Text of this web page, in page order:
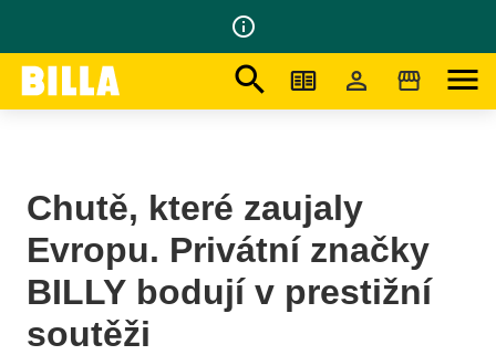
info_outline
search menu
Na domovskou stránku Tiskové Zprávy
Privátní značky BILLA bodují v prestižní soutěži
Chutě, které zaujaly
Evropu. Privátní značky
BILLY bodují v prestižní
soutěži